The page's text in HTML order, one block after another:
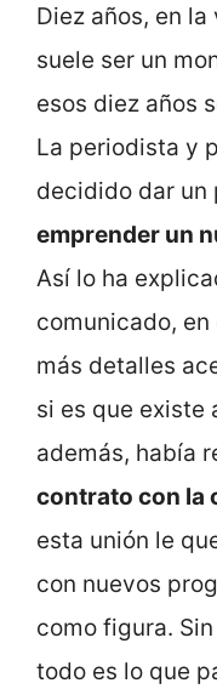
Diez años, en
suele ser un
esos diez años
La periodista y
decidido dar un
emprender un
Así lo ha
comunicado,
más detalles
si es que existe
además, había
contrato con la
esta unión le
con nuevos
como figura.
todo es lo que